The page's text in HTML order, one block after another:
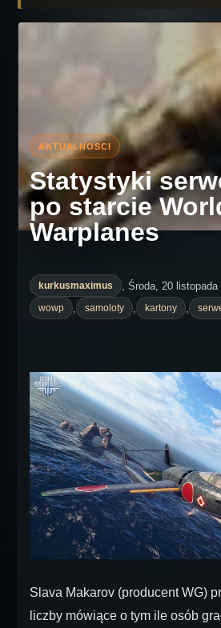
Statystyki
po starcie
Warplanes
kurkusmaximus , Środa, 20
wowp
samoloty kartony
Slava Makarov (producent WG)
liczby mówiące o tym ile osób